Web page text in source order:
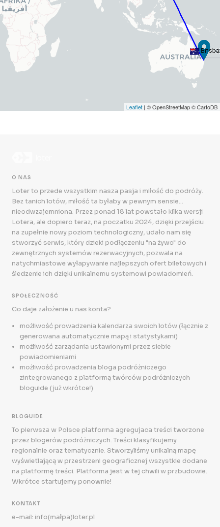
Leaflet | © OpenStreetMap © CartoDB
O NAS
Loter to przede wszystkim nasza pasja i miłość do podróży.
Bez tanich lotów, miłość ta byłaby w pewnym sensie...
nieodwzajemniona. Przez ponad 18 lat powstało kilka wersji
Lotera, ale dopiero teraz, na poczatku 2024, dzięki przejściu
na zupełnie nowy poziom technologiczny, udało nam się
stworzyć serwis, który dzieki podłączeniu "na żywo" do
zewnętrznych systemów rezerwacyjnych, pozwala na
natychmiastowe wyłapywanie najlepszych ofert biletowych i
śledzenie ich dzięki unikalnemu systemowi powiadomień.
SPOŁECZNOŚĆ
Co daje założenie u nas konta?
możliwość prowadzenia kalendarza swoich lotów (łącznie z
generowana automatycznie mapą i statystykami)
możliwość zarządania ustawionymi przez siebie
powiadomieniami
możliwość prowadzenia bloga podróżniczego
zintegrowanego z platformą twórców podróżniczych
bloguide (już wkrótce!)
BLOGUIDE
To pierwsza w Polsce platforma agregujaca treści tworzone
przez blogerów podróżniczych. Treści klasyfikujemy
regionalnie oraz tematycznie. Stworzyliśmy unikalną mapę
wyświetlającą w przestrzeni geograficznej wszystkie dodane
na platformę treści. Platforma jest w tej chwili w przbudowie.
Wkrótce startujemy ponownie!
KONTAKT
e-mail: info(małpa)loter.pl